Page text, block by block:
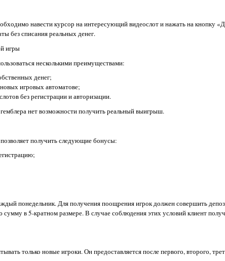
навести курсор на интересующий видеослот и нажать на кнопку
без списания реальных денег.
игры
несколькими преимуществами:
денег;
игровых автоматове;
без регистрации и авторизации.
нет возможности получить реальный выигрыш.
получить следующие бонусы:
понедельник. Для получения поощрения игрок должен совершить
в 5-кратном размере. В случае соблюдения этих условий клиент
только новые игроки. Он предоставляется после первого, второго,